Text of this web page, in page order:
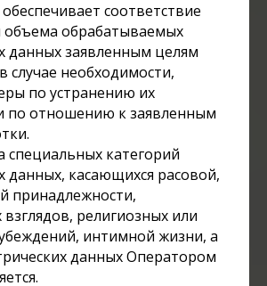
соответствие
объема обрабатываемых
данных заявленным целям
случае необходимости,
по устранению их
по отношению к заявленным
специальных категорий
данных, касающихся расовой,
принадлежности,
взглядов, религиозных или
интимной жизни, а
данных Оператором